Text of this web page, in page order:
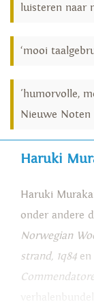
luisteren naar
‘mooi
'humorvolle,
Nieuwe Noten
Haruki
Haruki
onder andere
Norwegian
strand, 1q84 en